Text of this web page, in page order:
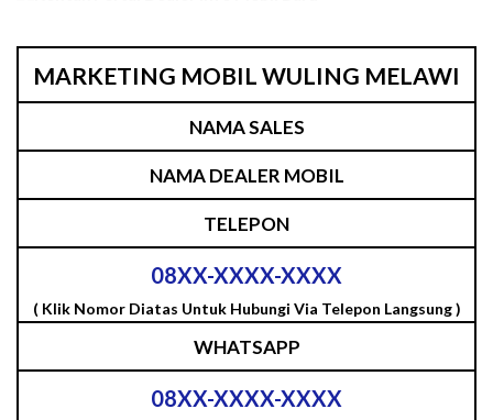
MARKETING MOBIL WULING MELAWI
NAMA SALES
NAMA DEALER MOBIL
TELEPON
08XX-XXXX-XXXX
( Klik Nomor Diatas Untuk Hubungi Via Telepon Langsung )
WHATSAPP
08XX-XXXX-XXXX